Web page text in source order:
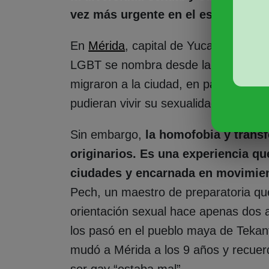
vez más urgente en el estado
En Mérida, capital de Yucatán, parte
LGBT se nombra desde la
migraron a la ciudad, en parte,
pudieran vivir su sexualidad e
Sin embargo, la homofobia y
originarios. Es una experiencia
ciudades y encarnada en
Pech, un maestro de preparatoria
orientación sexual hace apenas
los pasó en el pueblo maya de
mudó a Mérida a los 9 años y